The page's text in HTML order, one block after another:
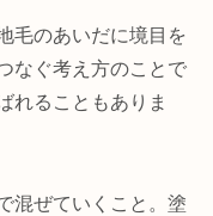
毛のあいだに境目を
なぐ考え方のことで
れることもありま
混ぜていくこと。塗